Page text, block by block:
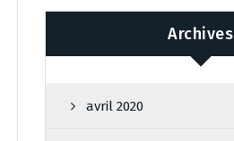
Archives
avril 2020